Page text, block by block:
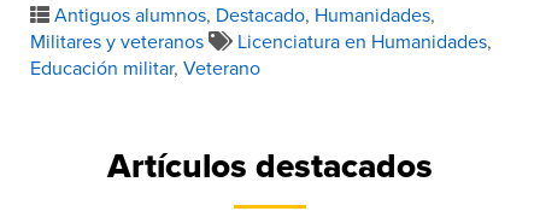
Antiguos alumnos, Destacado, Humanidades,
Militares y veteranos
Licenciatura en Humanidades,
Educación militar, Veterano
Artículos destacados